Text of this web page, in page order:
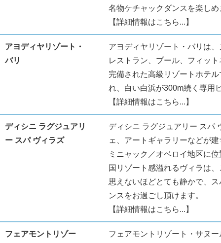
名物ケチャックダンスを楽しめ
【詳細情報はこちら...】
アヨディヤリゾート・
バリ
アヨディヤリゾート・バリは
レストラン、プール、フィッ
完備された高級リゾートホテ
れ、白い白浜が300m続く専用
【詳細情報はこちら...】
ディシニ ラグジュアリ
ー スパ ヴィラズ
ディシニ ラグジュアリー スパ
ェ、アートギャラリーなどが
ミニャック／オベロイ地区に
国リゾート感溢れるヴィラは
思えないほどとても静かで、
ンスをお過ごし頂けます。
【詳細情報はこちら...】
フェアモントリゾー
フェアモントリゾート・サヌ